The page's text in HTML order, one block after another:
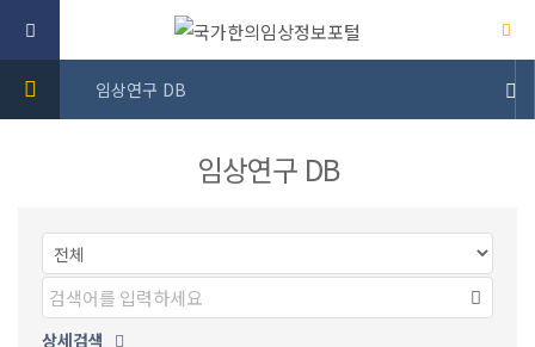
임상연구 DB
임상연구 DB
상세검색